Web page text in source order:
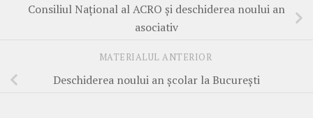
Consiliul Naţional al ACRO şi deschiderea noului an
asociativ
MATERIALUL ANTERIOR
Deschiderea noului an şcolar la Bucureşti